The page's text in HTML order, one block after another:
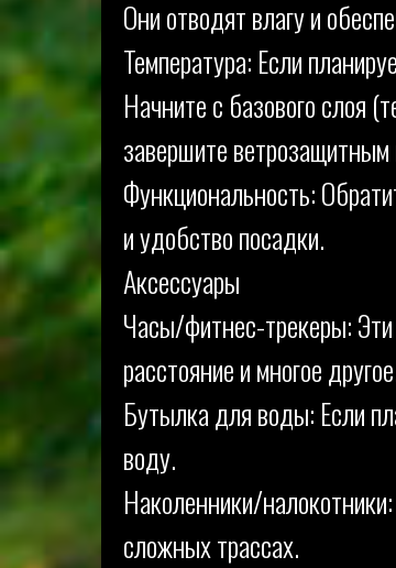
Они отводят влагу и
Температура: Если
Начните с базового слоя
завершите
Функциональность:
и удобство посадки.
Аксессуары
Часы/фитнес-трекеры: Эти
расстояние и многое
Бутылка для воды: Если
воду.
Наколенники/
сложных трассах.